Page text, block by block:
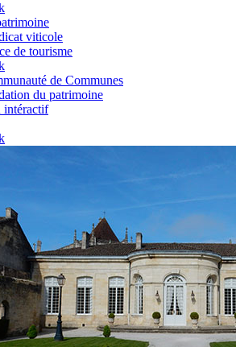
viticole
de tourisme
de Communes
du patrimoine
intéractif